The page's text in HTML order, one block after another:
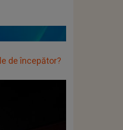
de începător?